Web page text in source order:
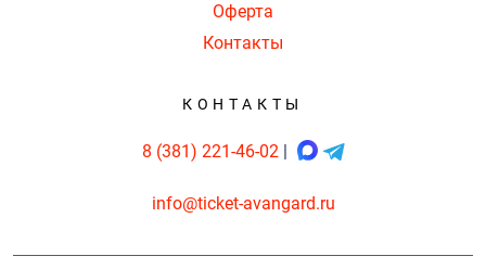
Оферта
Контакты
КОНТАКТЫ
8 (381) 221-46-02 |
info@ticket-avangard.ru